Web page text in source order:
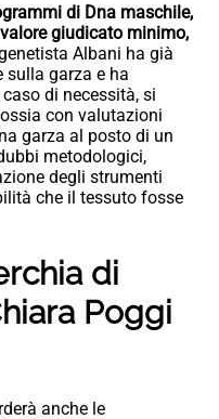
di Dna maschile,
giudicato minimo,
Albani ha già
garza e ha
di necessità, si
con valutazioni
garza al posto di un
metodologici,
degli strumenti
che il tessuto fosse
di
Poggi
anche le